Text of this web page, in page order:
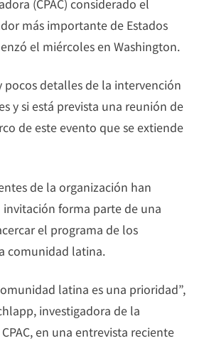
más importante de Estados
el miércoles en Washington.
pocos detalles de la intervención
y si está prevista una reunión de
de este evento que se extiende
de la organización han
invitación forma parte de una
el programa de los
comunidad latina.
latina es una prioridad”,
investigadora de la
en una entrevista reciente